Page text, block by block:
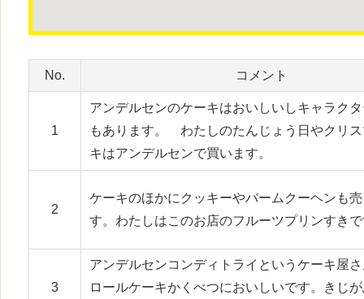
No. コメント
1
アンデルセンのケーキはおいしいしキャラク
もあります。 わたしのたんじょう日やクリ
キはアンデルセンで買います。
2
ケーキのほかにクッキーやバームクーヘンも
す。わたしはこのお店のフルーツプリンすき
3
アンデルセンコンディトライというケーキ屋
ロールケーキかくべつにおいしいです。きじ